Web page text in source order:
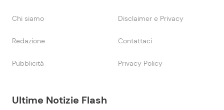
Ultime Notizie Flash
Chi siamo Disclaimer e Privacy
Redazione Contattaci
Pubblicità Privacy Policy